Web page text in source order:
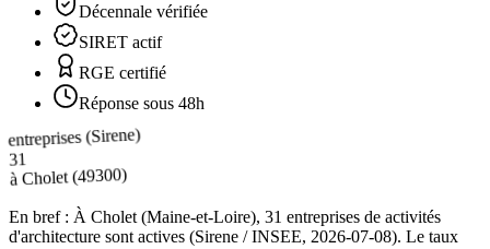
Décennale vérifiée
SIRET actif
RGE certifié
Réponse sous 48h
entreprises (Sirene)
31
àCholet(49300)
En bref : À Cholet (Maine-et-Loire), 31 entreprises de activités
d'architecture sont actives (Sirene / INSEE, 2026-07-08). Le taux